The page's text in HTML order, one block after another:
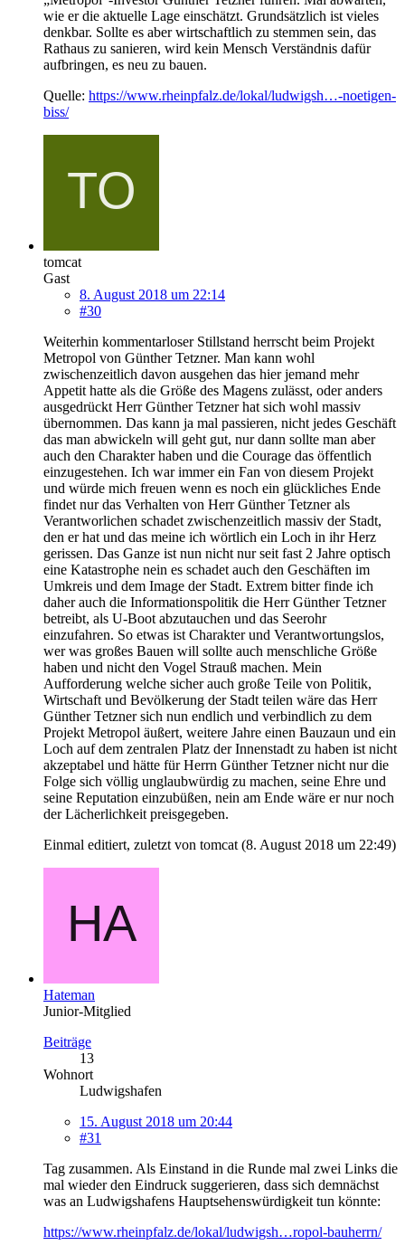
wie er die aktuelle Lage einschätzt. Grundsätzlich ist vieles
denkbar. Sollte es aber wirtschaftlich zu stemmen sein, das
Rathaus zu sanieren, wird kein Mensch Verständnis dafür
aufbringen, es neu zu bauen.
Quelle: https://www.rheinpfalz.de/lokal/ludwigsh…-noetigen-
biss/
tomcat
Gast
8. August 2018 um 22:14
#30
Weiterhin kommentarloser Stillstand herrscht beim Projekt
Metropol von Günther Tetzner. Man kann wohl
zwischenzeitlich davon ausgehen das hier jemand mehr
Appetit hatte als die Größe des Magens zulässt, oder anders
ausgedrückt Herr Günther Tetzner hat sich wohl massiv
übernommen. Das kann ja mal passieren, nicht jedes Geschäft
das man abwickeln will geht gut, nur dann sollte man aber
auch den Charakter haben und die Courage das öffentlich
einzugestehen. Ich war immer ein Fan von diesem Projekt
und würde mich freuen wenn es noch ein glückliches Ende
findet nur das Verhalten von Herr Günther Tetzner als
Verantworlichen schadet zwischenzeitlich massiv der Stadt,
den er hat und das meine ich wörtlich ein Loch in ihr Herz
gerissen. Das Ganze ist nun nicht nur seit fast 2 Jahre optisch
eine Katastrophe nein es schadet auch den Geschäften im
Umkreis und dem Image der Stadt. Extrem bitter finde ich
daher auch die Informationspolitik die Herr Günther Tetzner
betreibt, als U-Boot abzutauchen und das Seerohr
einzufahren. So etwas ist Charakter und Verantwortungslos,
wer was großes Bauen will sollte auch menschliche Größe
haben und nicht den Vogel Strauß machen. Mein
Aufforderung welche sicher auch große Teile von Politik,
Wirtschaft und Bevölkerung der Stadt teilen wäre das Herr
Günther Tetzner sich nun endlich und verbindlich zu dem
Projekt Metropol äußert, weitere Jahre einen Bauzaun und ein
Loch auf dem zentralen Platz der Innenstadt zu haben ist nicht
akzeptabel und hätte für Herrn Günther Tetzner nicht nur die
Folge sich völlig unglaubwürdig zu machen, seine Ehre und
seine Reputation einzubüßen, nein am Ende wäre er nur noch
der Lächerlichkeit preisgegeben.
Einmal editiert, zuletzt von tomcat (8. August 2018 um 22:49)
Hateman
Junior-Mitglied
Beiträge
13
Wohnort
Ludwigshafen
15. August 2018 um 20:44
#31
Tag zusammen. Als Einstand in die Runde mal zwei Links die
mal wieder den Eindruck suggerieren, dass sich demnächst
was an Ludwigshafens Hauptsehenswürdigkeit tun könnte:
https://www.rheinpfalz.de/lokal/ludwigsh…ropol-bauherrn/